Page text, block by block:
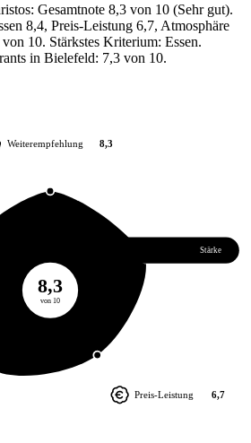
Gesamtnote 8,3 von 10 (Sehr gut).
8,4, Preis-Leistung 6,7, Atmosphäre
10. Stärkstes Kriterium: Essen.
in Bielefeld: 7,3 von 10.
8,3
von 10
Weiterempfehlung 8,3
Stärke
Preis-Leistung 6,7